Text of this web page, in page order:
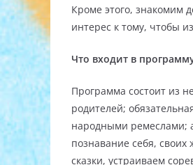
Кроме этого, знакомим
интерес к тому, чтобы
Что входит в
Программа состоит из
родителей;
народными ремеслами;
познавание себя,
сказки, устраиваем